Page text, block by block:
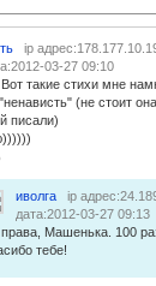
ip
03-27 09:10
такие стихи мне
(не стоит она
писали)
иволга
ip
дата:2012-03-27 09:13
Машенька. 100
тебе!